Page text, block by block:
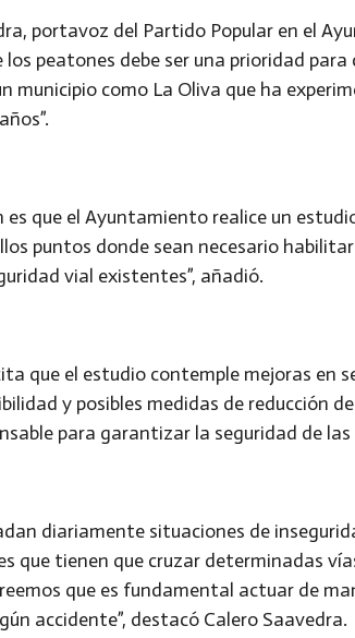
portavoz del Partido Popular en el
los peatones debe ser una prioridad
municipio como La Oliva que ha
es que el Ayuntamiento realice un
puntos donde sean necesario
vial existentes”, añadió.
que el estudio contemple mejoras en
y posibles medidas de reducción
para garantizar la seguridad de las
diariamente situaciones de
que tienen que cruzar determinadas
que es fundamental actuar de
accidente”, destacó Calero Saavedra.